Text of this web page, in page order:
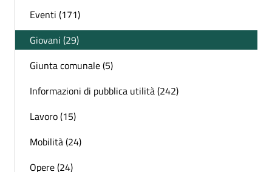
Eventi (171)
Giovani (29)
Giunta comunale (5)
Informazioni di pubblica utilità (242)
Lavoro (15)
Mobilità (24)
Opere (24)